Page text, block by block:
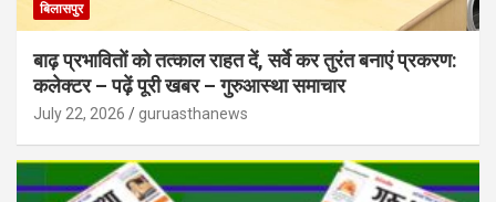
बिलासपुर
बाढ़ प्रभावितों को तत्काल राहत दें, सर्वे कर तुरंत बनाएं प्रकरण:
कलेक्टर – पढ़ें पूरी खबर – गुरुआस्था समाचार
July 22, 2026 guruasthanews